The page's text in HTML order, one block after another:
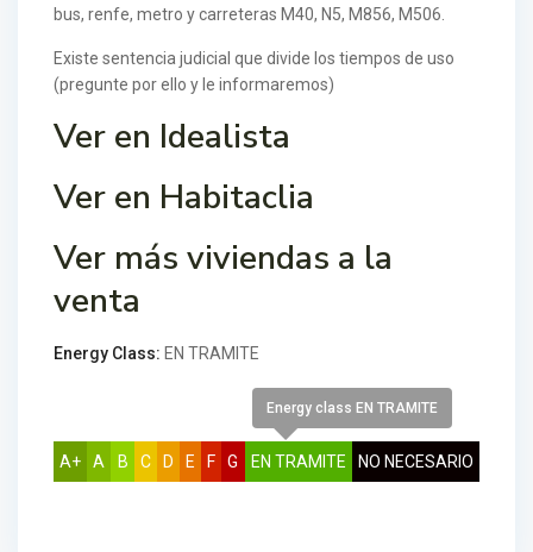
bus, renfe, metro y carreteras M40, N5, M856, M506.
Existe sentencia judicial que divide los tiempos de uso
(pregunte por ello y le informaremos)
Ver en Idealista
Ver en Habitaclia
Ver más viviendas a la
venta
Energy Class: EN TRAMITE
A+ A B C D E F G
Energy class EN TRAMITE
EN TRAMITE NO NECESARIO